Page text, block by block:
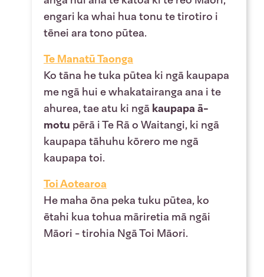
engari ka whai hua tonu te tirotiro i
tēnei ara tono pūtea.
Te Manatū Taonga
Ko tāna he tuka pūtea ki ngā kaupapa
me ngā hui e whakatairanga ana i te
ahurea, tae atu ki ngā kaupapa ā-
motu pērā i Te Rā o Waitangi, ki ngā
kaupapa tāhuhu kōrero me ngā
kaupapa toi.
Toi Aotearoa
He maha ōna peka tuku pūtea, ko
ētahi kua tohua māriretia mā ngāi
Māori - tirohia Ngā Toi Māori.